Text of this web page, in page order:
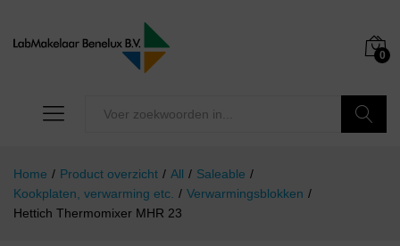
0
Home / Product overzicht / All / Saleable /
Kookplaten, verwarming etc. / Verwarmingsblokken /
Hettich Thermomixer MHR 23